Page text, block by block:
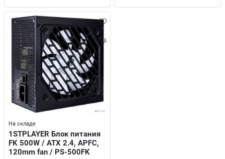
пилы
воздуха/ Осушители воздуха
Опрыскиватели, шланги, катушки
аварийные, садово-парковые
На складе
1STPLAYER Блок питания
FK 500W / ATX 2.4, APFC,
120mm fan / PS-500FK